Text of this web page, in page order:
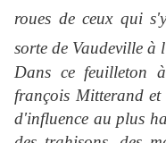
roues de ceux qui
sorte de Vaudeville à
Dans ce feuilleton à
françois Mitterand et
d'influence au plus